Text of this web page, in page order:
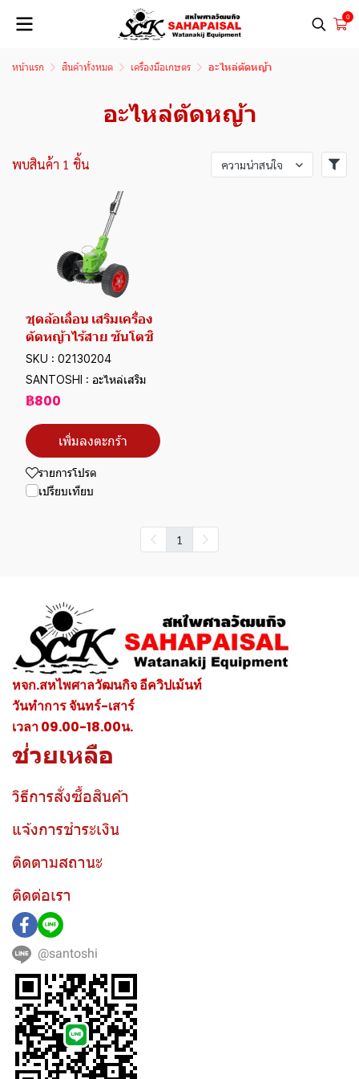
0
หน้าแรก สินค้าทั้งหมด เครื่องมือเกษตร อะไหล่ตัดหญ้า
อะไหล่ตัดหญ้า
พบสินค้า 1 ชิ้น ความน่าสนใจ
ชุดล้อเลื่อน เสริมเครื่อง
ตัดหญ้าไร้สาย ซันโตชิ
SKU : 02130204
SANTOSHI : อะไหล่เสริม
฿800
เพิ่มลงตะกร้า
รายการโปรด
เปรียบเทียบ
1
หจก.สหไพศาลวัฒนกิจ อีควิปเม้นท์
วันทำการ จันทร์-เสาร์
เวลา 09.00-18.00น.
ช่วยเหลือ
วิธีการสั่งซื้อสินค้า
แจ้งการชำระเงิน
ติดตามสถานะ
ติดต่อเรา
@santoshi